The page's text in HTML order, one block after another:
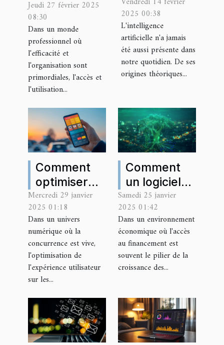
pour
accéder et
utiliser
efficacement
votre
compte de
gestion RH
Jeudi 27 février 2025
08:30
Dans un monde
professionnel où
l'efficacité et
l'organisation sont
primordiales, l'accès et
l'utilisation...
récents en
intelligence
artificielle
et leurs
impacts sur
la société
2025 00:38
L'intelligence
artificielle n'a jamais
été aussi présente dans
notre quotidien. De ses
origines théoriques...
Comment
optimiser
l'expérience
utilisateur
sur les sites
de
réservation
pour
chauffeurs
privés
Mercredi 29 janvier
2025 01:18
Dans un univers
numérique où la
concurrence est vive,
l'optimisation de
l'expérience utilisateur
sur les...
Comment
un logiciel
de service a
prospéré
sans les
prêts
bancaires
traditionnels
Samedi 25 janvier
2025 01:42
Dans un environnement
économique où l'accès
au financement est
souvent le pilier de la
croissance des...